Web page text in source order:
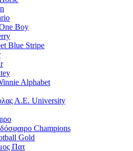
Boy
Blue Stripe
Alphabet
Α.Ε. University
Champions
Gold
Πατ